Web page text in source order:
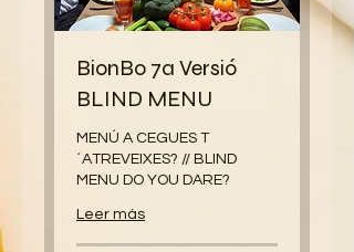
BionBo 7a Versió
BLIND MENU
MENÚ A CEGUES T
´ATREVEIXES? // BLIND
MENU DO YOU DARE?
Leer más